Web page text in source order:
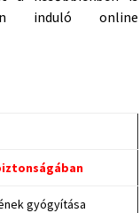
induló online
gyógyítása